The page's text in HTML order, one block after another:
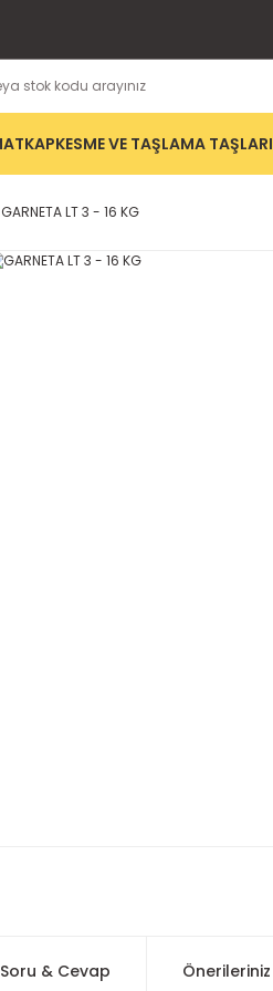
KESME VE TAŞLAMA TAŞLARI
GARNETA LT 3 - 16 KG
Soru & Cevap Önerileriniz